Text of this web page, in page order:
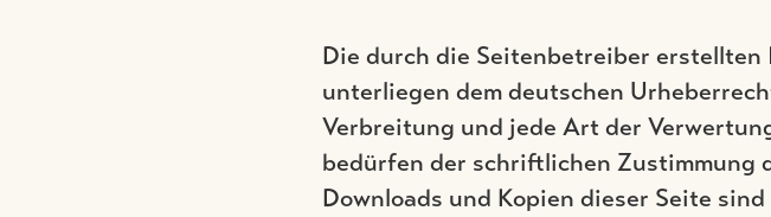
Die durch die Seitenbetreiber
unterliegen dem deutschen
Verbreitung und jede Art der
bedürfen der schriftlichen Zustimmung
Downloads und Kopien dieser Seite